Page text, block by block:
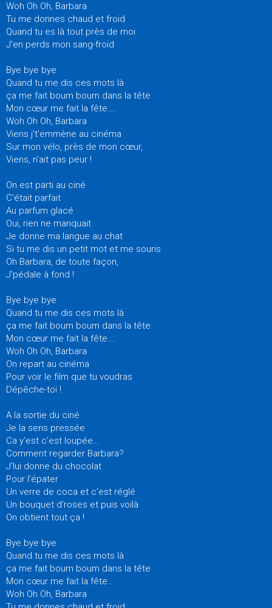
Woh Oh Oh, Barbara
Tu me donnes chaud et froid
Quand tu es là tout près de moi
J'en perds mon sang-froid
Bye bye bye
Quand tu me dis ces mots là
ça me fait boum boum dans la tête
Mon cœur me fait la fête….
Woh Oh Oh, Barbara
Viens j't'emmène au cinéma
Sur mon vélo, près de mon cœur,
Viens, n'ait pas peur !
On est parti au ciné
C'était parfait
Au parfum glacé
Oui, rien ne manquait
Je donne ma langue au chat
Si tu me dis un petit mot et me souris
Oh Barbara, de toute façon,
J'pédale à fond !
Bye bye bye
Quand tu me dis ces mots là
ça me fait boum boum dans la tête
Mon cœur me fait la fête….
Woh Oh Oh, Barbara
On repart au cinéma
Pour voir le film que tu voudras
Dépêche-toi !
A la sortie du ciné
Je la sens pressée
Ca y'est c'est loupée…
Comment regarder Barbara?
J'lui donne du chocolat
Pour l'épater
Un verre de coca et c'est réglé
Un bouquet d'roses et puis voilà
On obtient tout ça !
Bye bye bye
Quand tu me dis ces mots là
ça me fait boum boum dans la tête
Mon cœur me fait la fête….
Woh Oh Oh, Barbara